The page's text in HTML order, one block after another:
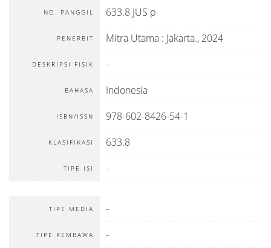
NO. PANGGIL 633.8 JUS p
PENERBIT Mitra Utama : Jakarta., 2024
DESKRIPSI FISIK -
BAHASA Indonesia
ISBN/ISSN 978-602-8426-54-1
KLASIFIKASI 633.8
TIPE ISI -
TIPE MEDIA -
TIPE PEMBAWA -